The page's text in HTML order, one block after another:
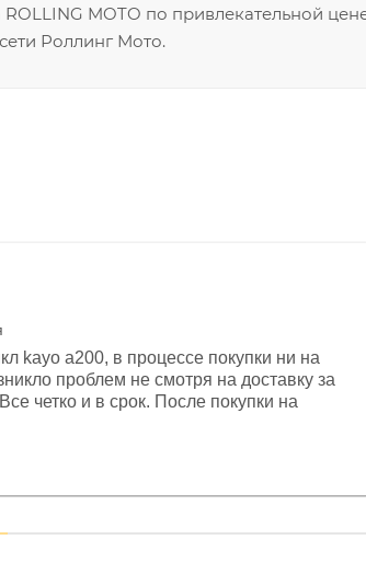
MOTO по привлекательной
Роллинг Мото.
kayo a200, в процессе покупки ни на
проблем не смотря на доставку за
четко и в срок. После покупки на
был 0, при этом представители магазина
связи и в итоге проблема была решена.
о небезразличии к клиенту после